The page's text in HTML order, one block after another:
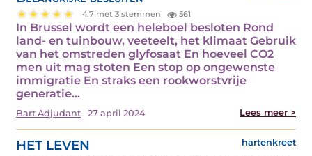
4.7 met 3 stemmen 561
In Brussel wordt een heleboel besloten Rond
land- en tuinbouw, veeteelt, het klimaat Gebruik
van het omstreden glyfosaat En hoeveel CO2
men uit mag stoten Een stop op ongewenste
immigratie En straks een rookworstvrije
generatie…
Bart Adjudant 27 april 2024 Lees meer >
HET LEVEN hartenkreet